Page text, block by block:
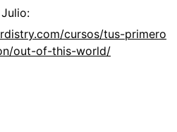
cursos/tus-primero
out-of-this-world/